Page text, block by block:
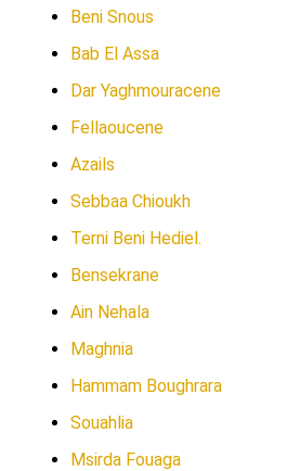
Beni Snous
Bab El Assa
Dar Yaghmouracene
Fellaoucene
Azails
Sebbaa Chioukh
Terni Beni Hediel.
Bensekrane
Ain Nehala
Maghnia
Hammam Boughrara
Souahlia
Msirda Fouaga